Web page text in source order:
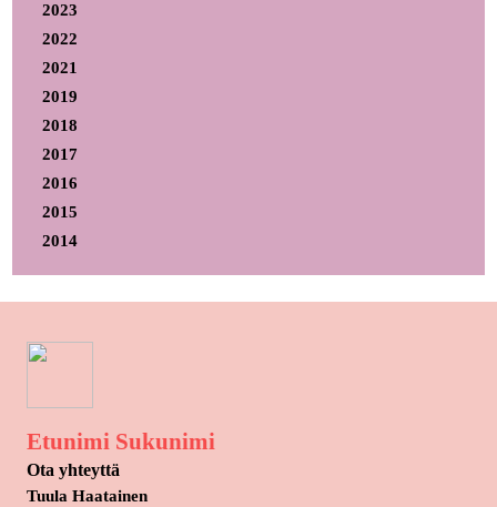
2023
2022
2021
2019
2018
2017
2016
2015
2014
Etunimi Sukunimi
Ota yhteyttä
Tuula Haatainen